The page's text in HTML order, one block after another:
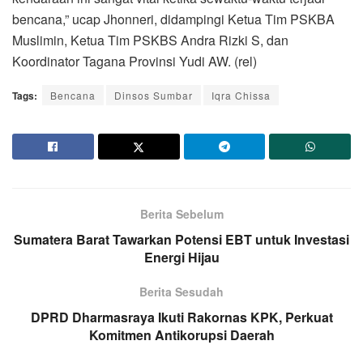
bencana,” ucap Jhonneri, didampingi Ketua Tim PSKBA
Muslimin, Ketua Tim PSKBS Andra Rizki S, dan
Koordinator Tagana Provinsi Yudi AW. (rel)
Tags: Bencana Dinsos Sumbar Iqra Chissa
Berita Sebelum
Sumatera Barat Tawarkan Potensi EBT untuk Investasi
Energi Hijau
Berita Sesudah
DPRD Dharmasraya Ikuti Rakornas KPK, Perkuat
Komitmen Antikorupsi Daerah